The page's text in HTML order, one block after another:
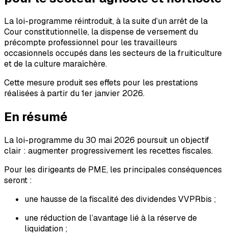
La loi-programme réintroduit, à la suite d’un arrêt de la
Cour constitutionnelle, la dispense de versement du
précompte professionnel pour les travailleurs
occasionnels occupés dans les secteurs de la fruiticulture
et de la culture maraîchère.
Cette mesure produit ses effets pour les prestations
réalisées à partir du 1er janvier 2026.
En résumé
La loi-programme du 30 mai 2026 poursuit un objectif
clair : augmenter progressivement les recettes fiscales.
Pour les dirigeants de PME, les principales conséquences
seront :
une hausse de la fiscalité des dividendes VVPRbis ;
une réduction de l’avantage lié à la réserve de
liquidation ;